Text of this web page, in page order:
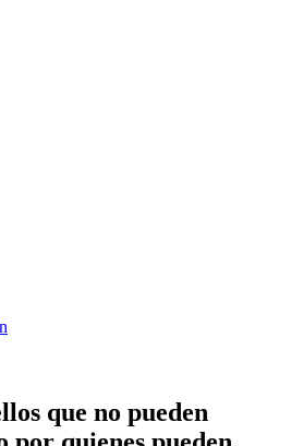
que no pueden